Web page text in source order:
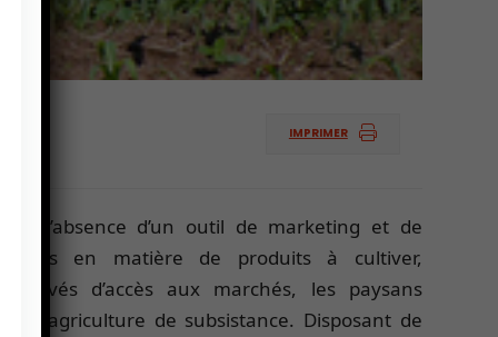
IMPRIMER
de l’absence d’un outil de marketing et de
en matière de produits à cultiver,
d’accès aux marchés, les paysans
à l’agriculture de subsistance. Disposant de